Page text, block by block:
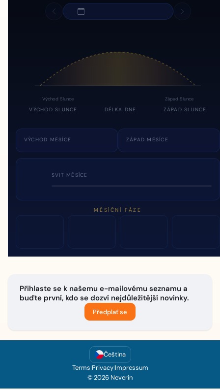
Východ Slunce Západ Slunce
VÝCHOD SLUNCE DÉLKA DNE ZÁPAD SLUNCE
VÝCHOD MĚSÍCE ZÁPAD MĚSÍCE
SVIT MĚSÍCE
MĚSÍČNÍ FÁZE
Přihlaste se k našemu e-mailovému seznamu a
buďte první, kdo se dozví nejdůležitější novinky.
Předplať se
Čeština
Terms|Privacy|Impressum
© 2026 Neverin